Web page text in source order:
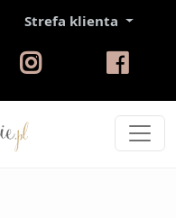
Strefa klienta